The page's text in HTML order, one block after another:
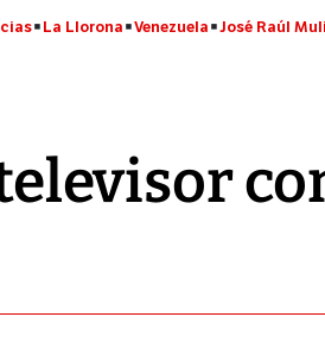
La Llorona Venezuela José Raúl